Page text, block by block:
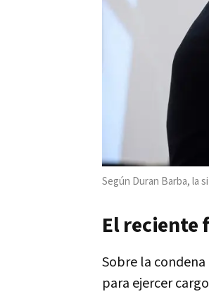
Según Duran Barba, la
El reciente
Sobre la
para ejercer